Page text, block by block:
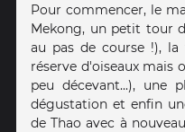
Pour commencer, le
Mekong, un petit tour
au pas de course !),
réserve d'oiseaux mais
peu décevant...), une
dégustation et enfin
de Thao avec à